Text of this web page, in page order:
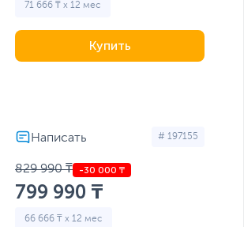
71 666 ₸ x 12 мес
Купить
# 197155
829 990 ₸
799 990 ₸
66 666 ₸ x 12 мес